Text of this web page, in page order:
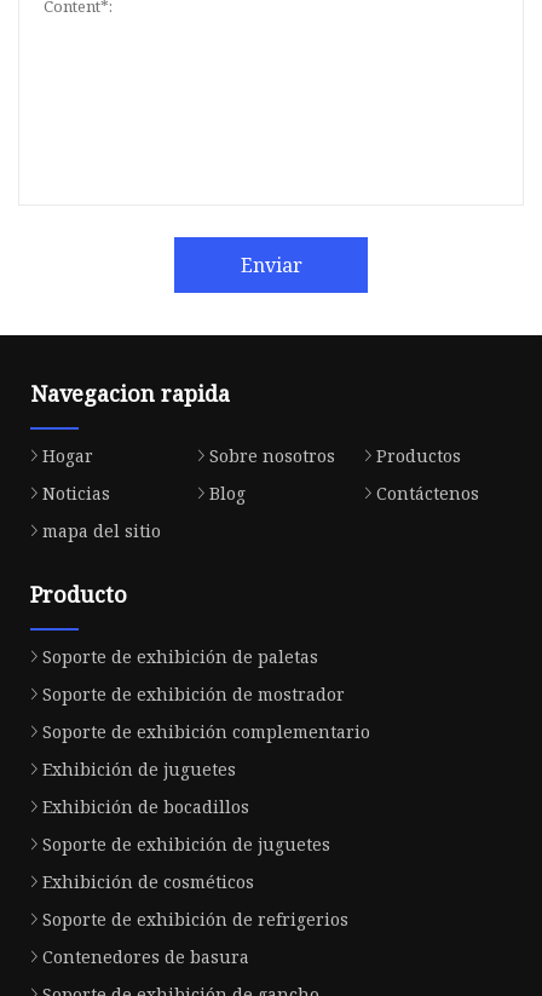
Enviar
Navegacion rapida
Hogar Sobre nosotros
Productos
Noticias
Blog
Contáctenos
mapa del sitio
Producto
Soporte de exhibición de paletas
Soporte de exhibición de mostrador
Soporte de exhibición complementario
Exhibición de juguetes
Exhibición de bocadillos
Soporte de exhibición de juguetes
Exhibición de cosméticos
Soporte de exhibición de refrigerios
Contenedores de basura